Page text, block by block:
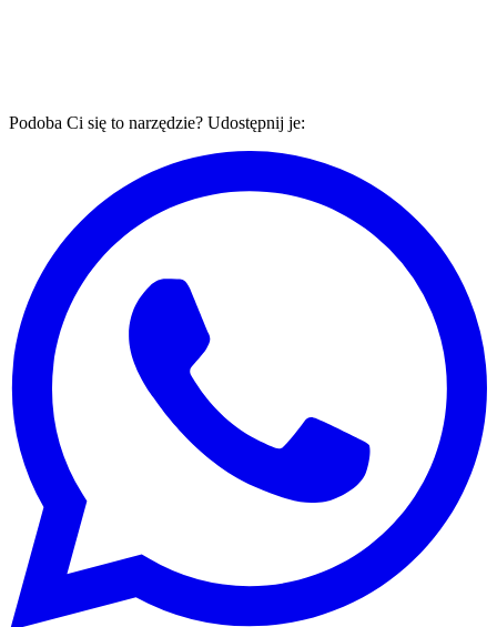
Podoba Ci się to narzędzie? Udostępnij je: